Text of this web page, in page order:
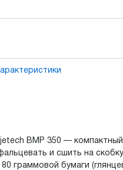
BMP 350 —
и сшить на скобку
граммовой бумаги